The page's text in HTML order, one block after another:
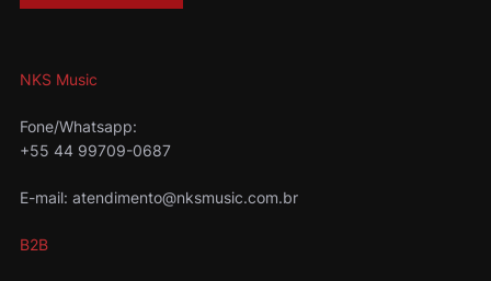
NKS Music
Fone/Whatsapp:
+55 44 99709-0687
E-mail: atendimento@nksmusic.com.br
B2B